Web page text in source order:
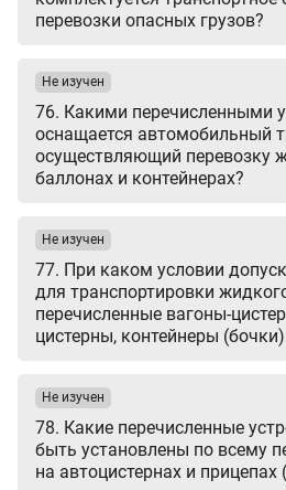
перевозки опасных грузов?
76. Какими перечисленными
оснащается автомобильный
осуществляющий перевозку
баллонах и контейнерах?
Не изучен
77. При каком условии
для транспортировки
перечисленные вагоны-
цистерны, контейнеры
Не изучен
78. Какие перечисленные
быть установлены по всему
на автоцистернах и прицепах
Не изучен